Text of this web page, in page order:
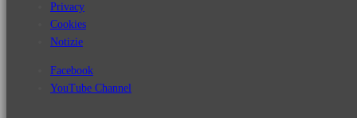
Privacy
Cookies
Notizie
Facebook
YouTube Channel